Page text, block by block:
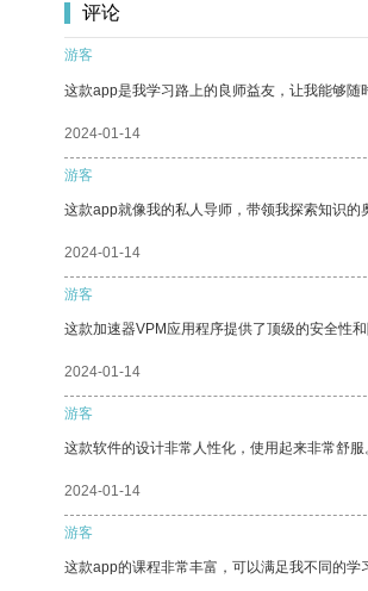
评论
游客
这款app是我学习路上的良师益友，让我能够随
2024-01-14
游客
这款app就像我的私人导师，带领我探索知识的
2024-01-14
游客
这款加速器VPM应用程序提供了顶级的安全性和
2024-01-14
游客
这款软件的设计非常人性化，使用起来非常舒服
2024-01-14
游客
这款app的课程非常丰富，可以满足我不同的学